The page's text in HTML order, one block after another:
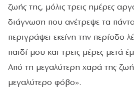
ζωής της, μόλις τρεις ημέρες
διάγνωση που ανέτρεψε τα
περιγράψει εκείνη την περίοδο
παιδί μου και τρεις μέρες μετά
Από τη μεγαλύτερη χαρά της
μεγαλύτερο φόβο».